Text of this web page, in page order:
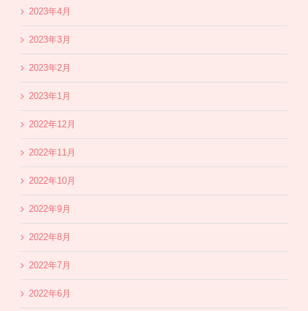
2023年4月
2023年3月
2023年2月
2023年1月
2022年12月
2022年11月
2022年10月
2022年9月
2022年8月
2022年7月
2022年6月